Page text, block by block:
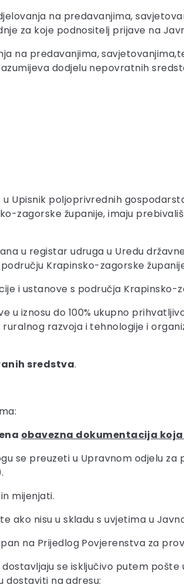
na predavanjima,
za koje podnositelj prijave na
na predavanjima,
dodjelu nepovratnih
Upisnik poljoprivrednih
zagorske županije, imaju
u registar udruga u Uredu
Krapinsko-zagorske
i ustanove s područja Krapinsko-
u iznosu do 100% ukupno
razvoja i tehnologije i
sredstva.
obavezna dokumentacija koja
se preuzeti u Upravnom odjelu za
mijenjati.
ako nisu u skladu s uvjetima u
na Prijedlog Povjerenstva za
se isključivo putem
dostaviti na adresu: